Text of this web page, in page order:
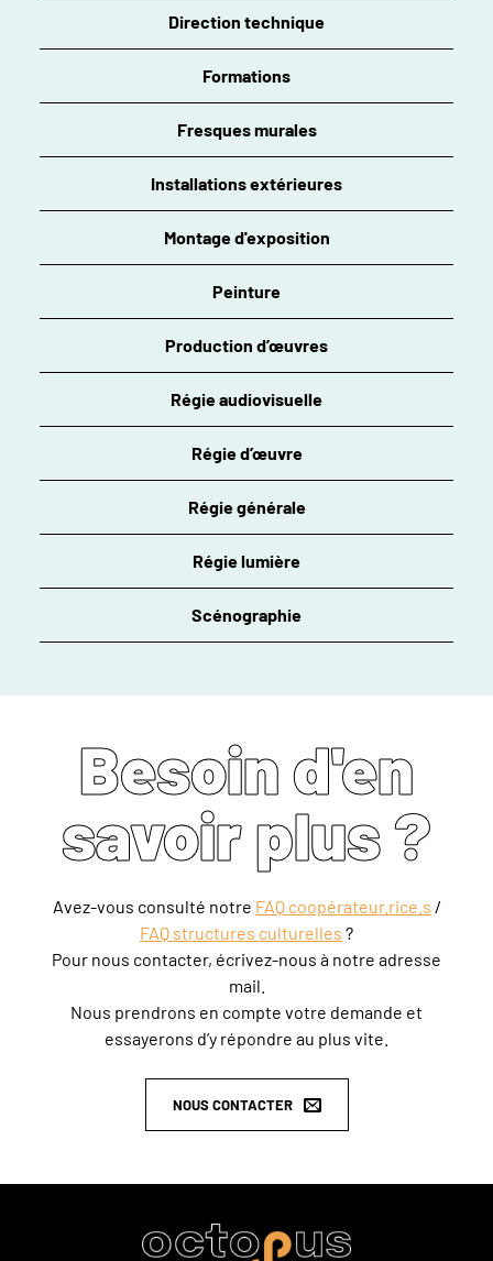
Direction technique
Formations
Fresques murales
Installations extérieures
Montage d'exposition
Peinture
Production d’œuvres
Régie audiovisuelle
Régie d’œuvre
Régie générale
Régie lumière
Scénographie
Besoin d'en
savoir plus ?
Avez-vous consulté notre FAQ coopérateur.rice.s /
FAQ structures culturelles ?
Pour nous contacter, écrivez-nous à notre adresse
mail.
Nous prendrons en compte votre demande et
essayerons d’y répondre au plus vite.
NOUS CONTACTER